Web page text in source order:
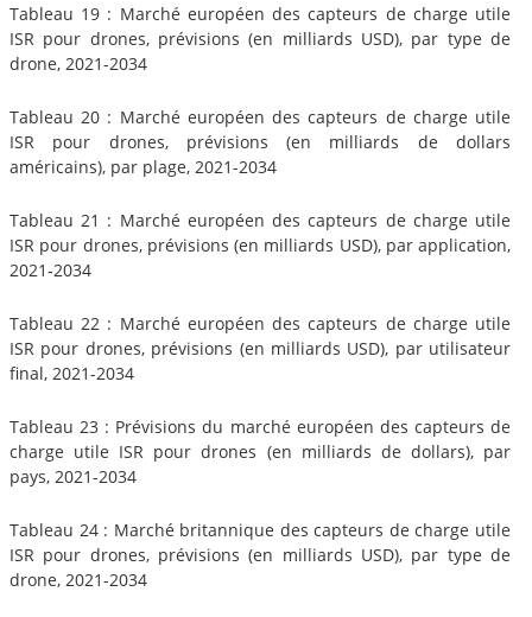
Tableau 19 : Marché européen des capteurs de charge utile
ISR pour drones, prévisions (en milliards USD), par type de
drone, 2021-2034
Tableau 20 : Marché européen des capteurs de charge utile
ISR pour drones, prévisions (en milliards de dollars
américains), par plage, 2021-2034
Tableau 21 : Marché européen des capteurs de charge utile
ISR pour drones, prévisions (en milliards USD), par application,
2021-2034
Tableau 22 : Marché européen des capteurs de charge utile
ISR pour drones, prévisions (en milliards USD), par utilisateur
final, 2021-2034
Tableau 23 : Prévisions du marché européen des capteurs de
charge utile ISR pour drones (en milliards de dollars), par
pays, 2021-2034
Tableau 24 : Marché britannique des capteurs de charge utile
ISR pour drones, prévisions (en milliards USD), par type de
drone, 2021-2034